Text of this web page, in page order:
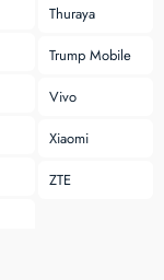
Thuraya
Trump Mobile
Vivo
Xiaomi
ZTE